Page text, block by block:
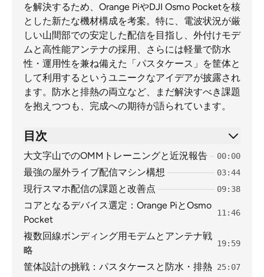
を解決するため、Orange PiやDJI Osmo Pocketを核
とした新たな機材構成を考案。特に、電波状況が厳
しい山間部での安定した配信を目指し、外付けモデ
ムと高性能アンテナの採用、さらには軽量で防水
性・運用性を兼ね備えた「パスタケース」を筐体と
して利用するというユニークなアイデアが披露され
ます。防水と排熱の両立など、まだ解決すべき課題
を抱えつつも、完成への期待が語られています。
目次
大文字山でのOMMトレーニングと近況報告 00:00
最強の屋外ライブ配信マシン構想 03:44
現行スマホ配信の課題と改善点 09:38
コアとなるデバイス選定：Orange PiとOsmo
Pocket
11:46
複数回線ボンディング用モデムとアンテナ戦
略
19:59
筐体設計の挑戦：パスタケースと防水・排熱 25:07